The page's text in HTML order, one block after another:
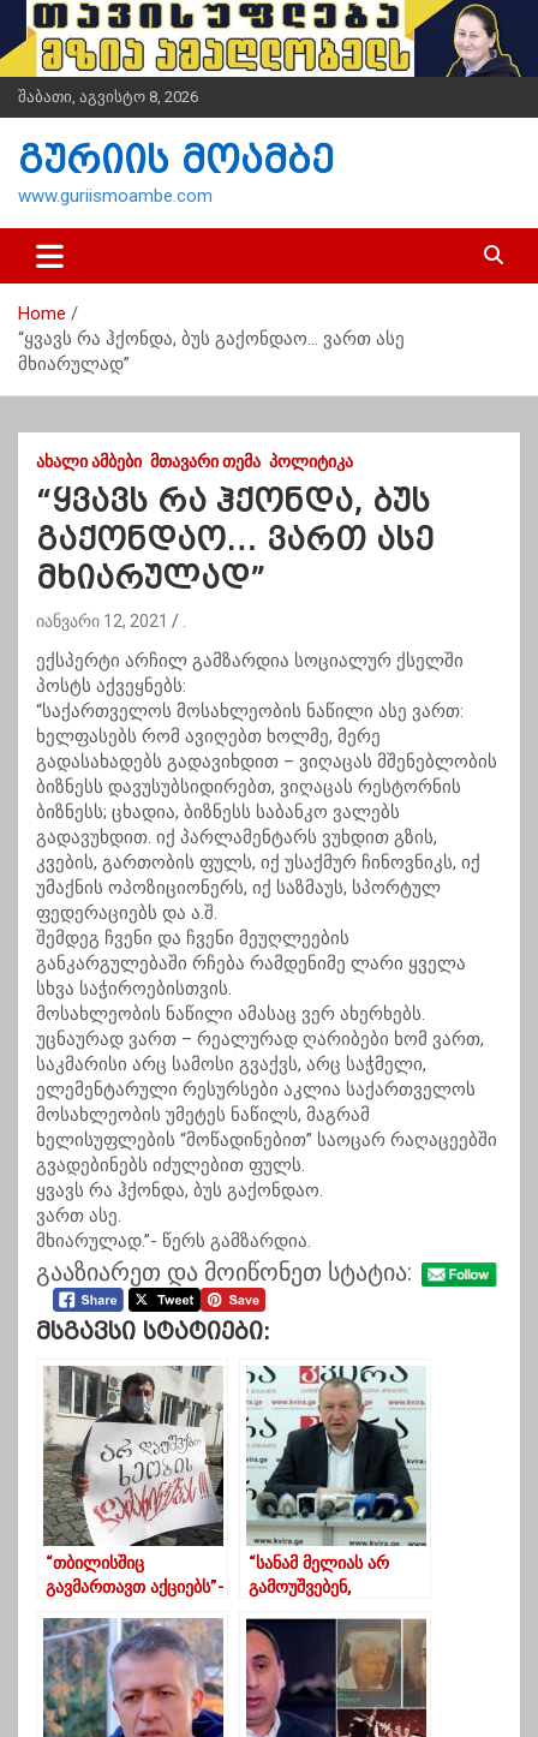
i
t
n
შაბათი, აგვისტო 8, 2026
გურიის მოამბე
www.guriismoambe.com
Home
“ყვავს რა ჰქონდა, ბუს გაქონდაო… ვართ ასე
მხიარულად”
ᲐᲮᲐᲚᲘ ᲐᲛᲑᲔᲑᲘ ᲛᲗᲐᲕᲐᲠᲘ ᲗᲔᲛᲐ ᲞᲝᲚᲘᲢᲘᲙᲐ
“ყვავს რა ჰქონდა, ბუს
გაქონდაო… ვართ ასე
მხიარულად”
იანვარი 12, 2021
ექსპერტი არჩილ გამზარდია სოციალურ ქსელში
პოსტს აქვეყნებს:
“საქართველოს მოსახლეობის ნაწილი ასე ვართ:
ხელფასებს რომ ავიღებთ ხოლმე, მერე
გადასახადებს გადავიხდით – ვიღაცას მშენებლობის
ბიზნესს დავუსუბსიდირებთ, ვიღაცას რესტორნის
ბიზნესს; ცხადია, ბიზნესს საბანკო ვალებს
გადავუხდით. იქ პარლამენტარს ვუხდით გზის,
კვების, გართობის ფულს, იქ უსაქმურ ჩინოვნიკს, იქ
უმაქნის ოპოზიციონერს, იქ საზმაუს, სპორტულ
ფედერაციებს და ა.შ.
შემდეგ ჩვენი და ჩვენი მეუღლეების
განკარგულებაში რჩება რამდენიმე ლარი ყველა
სხვა საჭიროებისთვის.
მოსახლეობის ნაწილი ამასაც ვერ ახერხებს.
უცნაურად ვართ – რეალურად ღარიბები ხომ ვართ,
საკმარისი არც სამოსი გვაქვს, არც საჭმელი,
ელემენტარული რესურსები აკლია საქართველოს
მოსახლეობის უმეტეს ნაწილს, მაგრამ
ხელისუფლების “მოწადინებით” საოცარ რაღაცეებში
გვადებინებს იძულებით ფულს.
ყვავს რა ჰქონდა, ბუს გაქონდაო.
ვართ ასე.
მხიარულად.”- წერს გამზარდია.
გააზიარეთ და მოიწონეთ სტატია:
Მსგავსი Სტატიები:
“თბილისშიც
გავმართავთ აქციებს”-
ჰესის მშენებლობას
აპროტესტებენ
“სანამ მელიას არ
გამოუშვებენ,
ხელისუფლებასთან
მოლაპარაკებებზე არ
უნდა დაჯდეს “